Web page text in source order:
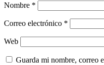
Nombre *
Correo electrónico *
Web
Guarda mi nombre, correo